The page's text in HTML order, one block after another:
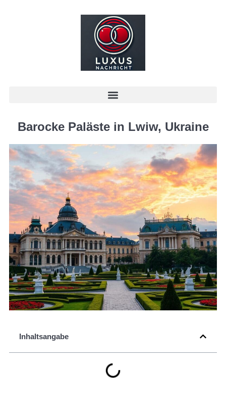
Barocke Paläste in Lwiw, Ukraine
Inhaltsangabe